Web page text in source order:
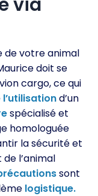
de votre animal
doit se
cargo, ce qui
l’utilisationd’un
spécialisé et
homologuée
la sécurité et
l’animal
sont
logistique.